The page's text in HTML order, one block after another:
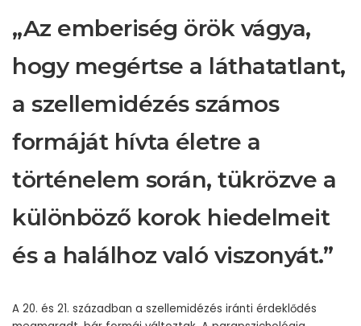
„Az emberiség örök vágya,
hogy megértse a láthatatlant,
a szellemidézés számos
formáját hívta életre a
történelem során, tükrözve a
különböző korok hiedelmeit
és a halálhoz való viszonyát.”
A 20. és 21. században a szellemidézés iránti érdeklődés